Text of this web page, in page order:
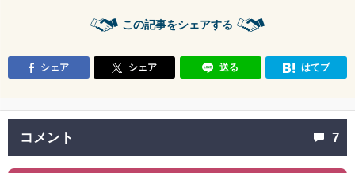
この記事をシェアする
シェア シェア 送る はてブ
コメント 7